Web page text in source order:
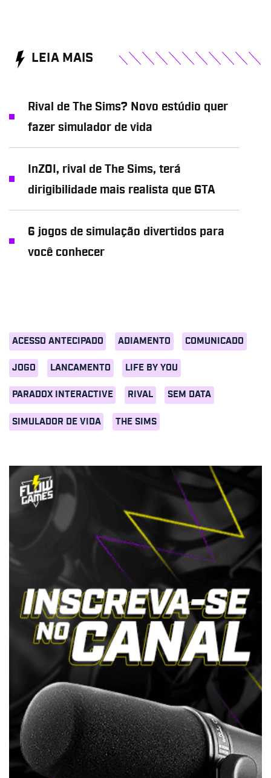
ACESSO ANTECIPADO ADIAMENTO COMUNICADO
JOGO LANCAMENTO LIFE BY YOU
PARADOX INTERACTIVE RIVAL SEM DATA
SIMULADOR DE VIDA THE SIMS
LEIA MAIS
Rival de The Sims? Novo estúdio quer
fazer simulador de vida
InZOI, rival de The Sims, terá
dirigibilidade mais realista que GTA
6 jogos de simulação divertidos para
você conhecer